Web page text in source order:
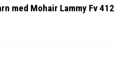
med Mohair Lammy Fv 412